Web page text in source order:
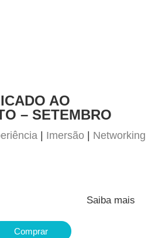
AO
– SETEMBRO
Imersão
Networking
Saiba mais
Comprar